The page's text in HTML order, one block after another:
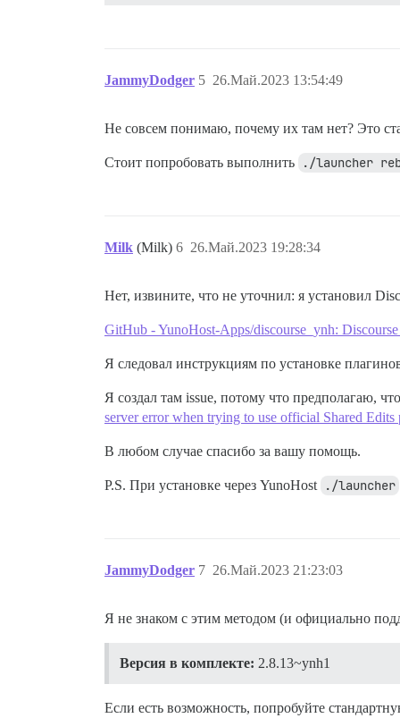
JammyDodger 26.Май.2023 13:54:49
5
Не совсем понимаю, почему их там нет? Это
Стоит попробовать выполнить ./launcher
Milk (Milk) 26.Май.2023 19:28:34
6
Нет, извините, что не уточнил: я установил
GitHub - YunoHost-Apps/discourse_ynh:
Я следовал инструкциям по установке
Я создал там issue, потому что предполагаю,
server error when trying to use official Shared
В любом случае спасибо за вашу помощь.
P.S. При установке через YunoHost ./launcher
JammyDodger 26.Май.2023 21:23:03
7
Я не знаком с этим методом (и официально
Версия в комплекте: 2.8.13~ynh1
Если есть возможность, попробуйте